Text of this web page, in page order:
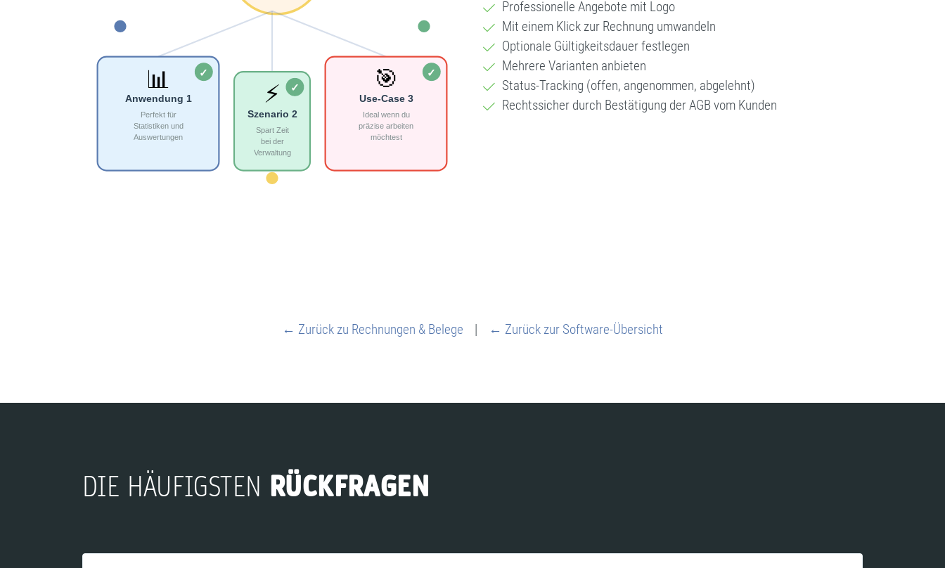
Professionelle Angebote mit Logo
Mit einem Klick zur Rechnung umwandeln
Optionale Gültigkeitsdauer festlegen
Mehrere Varianten anbieten
Status-Tracking (offen, angenommen, abgelehnt)
Rechtssicher durch Bestätigung der AGB vom Kunden
← Zurück zu Rechnungen & Belege | ← Zurück zur Software-Übersicht
DIE HÄUFIGSTEN RÜCKFRAGEN